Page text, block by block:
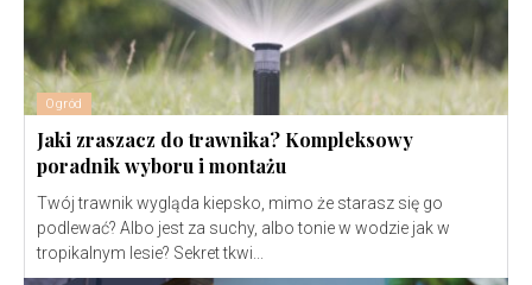
Ogród
Jaki zraszacz do trawnika? Kompleksowy
poradnik wyboru i montażu
Twój trawnik wygląda kiepsko, mimo że starasz się go
podlewać? Albo jest za suchy, albo tonie w wodzie jak w
tropikalnym lesie? Sekret tkwi...